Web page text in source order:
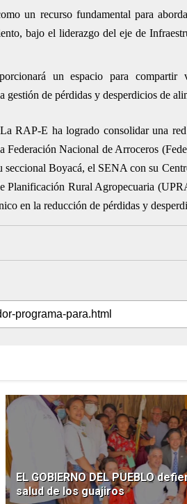
un recurso fundamental para
bajo el liderazgo del eje de
un espacio para compartir
de pérdidas y desperdicios de
RAP-E ha logrado consolidar una
Federación Nacional de Arroceros
Boyacá, el SENA con su
Rural Agropecuaria
en la reducción de pérdidas y
EL GOBIERNO DEL PUEBLO
salud de los guajiros